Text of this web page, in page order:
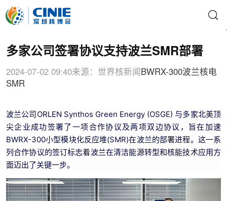
多家公司签署协议支持波兰SMR部署
2024-07-02 09:40来源：世界核新闻 BWRX-300波兰核电
SMR
波兰公司ORLEN Synthos Green Energy (OSGE) 与多家北美顶
尖企业成功签署了一项合作协议及两项双边协议，旨在加速
BWRX-300小型模块化反应堆(SMR)在波兰的部署进程。这一系
列合作协议的签订标志着波兰在清洁能源转型和核能技术应用方
面迈出了关键一步。